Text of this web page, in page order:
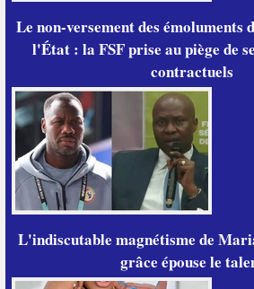
Le non-versement des émoluments
l'État : la FSF prise au piège de
contractuels
L'indiscutable magnétisme de
grâce épouse le